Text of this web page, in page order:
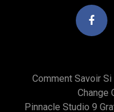
Comment Savoir
Change
Pinnacle Studio 9